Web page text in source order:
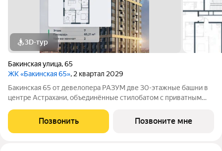
3D-тур
Бакинская улица,65
ЖК «Бакинская 65», 2 квартал 2029
Бакинская 65 от девелопера РАЗУМ две 30-этажные башни в
центре Астрахани, объединённые стилобатом с приватным
доступности находятся лучшие школы, гимназии и детские
Позвонить Позвоните мне